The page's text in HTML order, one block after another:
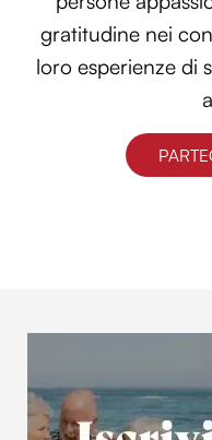
gratitudine nei
loro esperienze di